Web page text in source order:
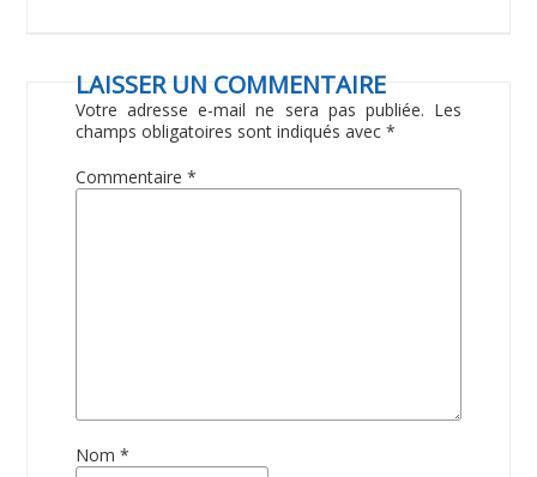
LAISSER UN COMMENTAIRE
Votre adresse e-mail ne sera pas publiée. Les
champs obligatoires sont indiqués avec*
Commentaire*
Nom*